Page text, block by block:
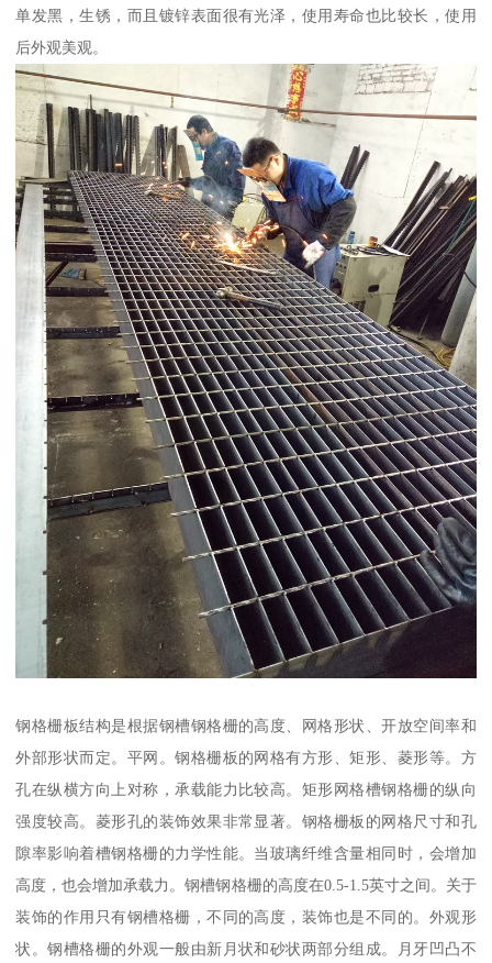
单发黑，生锈，而且镀锌表面很有光泽，使用寿命也比较长，使用
后外观美观。
钢格栅板结构是根据钢槽钢格栅的高度、网格形状、开放空间率和
外部形状而定。平网。钢格栅板的网格有方形、矩形、菱形等。方
孔在纵横方向上对称，承载能力比较高。矩形网格槽钢格栅的纵向
强度较高。菱形孔的装饰效果非常显著。钢格栅板的网格尺寸和孔
隙率影响着槽钢格栅的力学性能。当玻璃纤维含量相同时，会增加
高度，也会增加承载力。钢槽钢格栅的高度在0.5-1.5英寸之间。关于
装饰的作用只有钢槽格栅，不同的高度，装饰也是不同的。外观形
状。钢槽格栅的外观一般由新月状和砂状两部分组成。月牙凹凸不